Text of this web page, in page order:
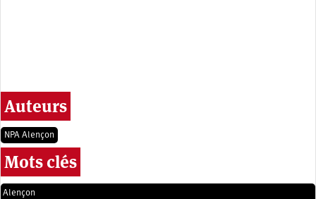
Auteurs
NPA Alençon
Mots clés
Alençon